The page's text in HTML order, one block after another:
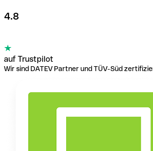
4.8
auf Trustpilot
Wir sind DATEV Partner und TÜV-Süd